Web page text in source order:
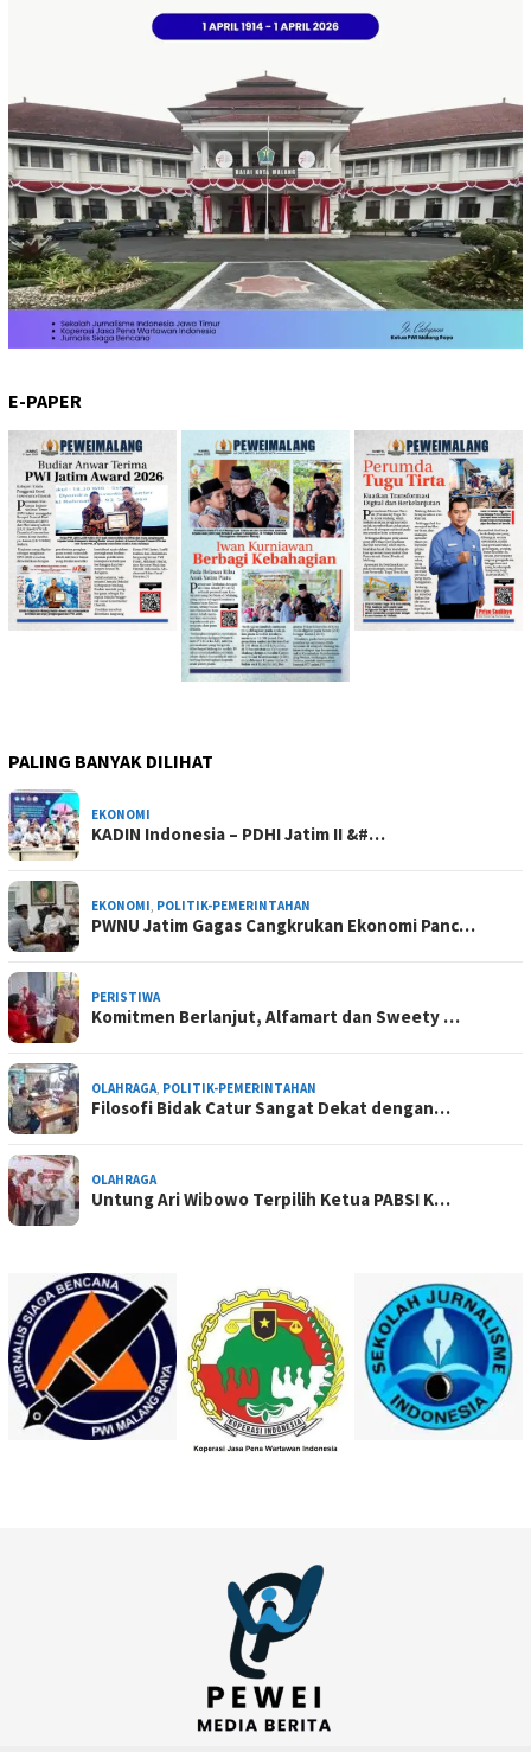
E-PAPER
PALING BANYAK DILIHAT
EKONOMI
KADIN Indonesia – PDHI Jatim II &#…
EKONOMI, POLITIK-PEMERINTAHAN
PWNU Jatim Gagas Cangkrukan Ekonomi Panc…
PERISTIWA
Komitmen Berlanjut, Alfamart dan Sweety …
OLAHRAGA, POLITIK-PEMERINTAHAN
Filosofi Bidak Catur Sangat Dekat dengan…
OLAHRAGA
Untung Ari Wibowo Terpilih Ketua PABSI K…